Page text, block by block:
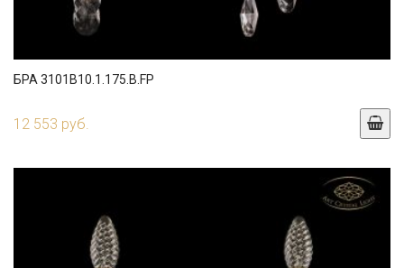
БРА 3101B10.1.175.B.FP
12 553 руб.